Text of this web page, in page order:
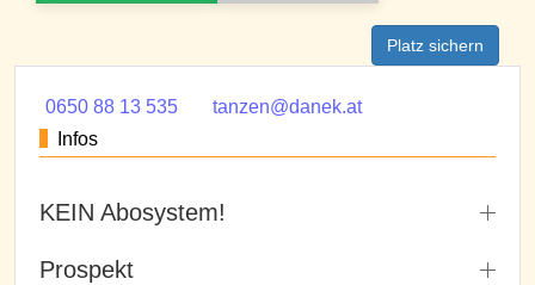
Platz sichern
0650 88 13 535
tanzen@danek.at
Infos
KEIN Abosystem!
Prospekt